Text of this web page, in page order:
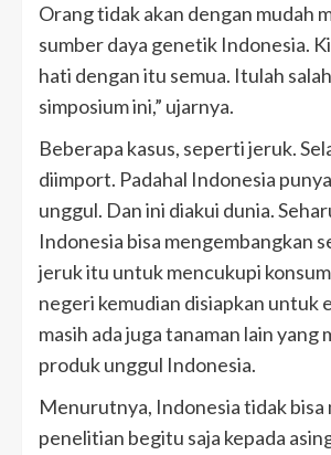
Orang tidak akan dengan mudah
sumber daya genetik Indonesia.
hati dengan itu semua. Itulah
simposium ini,” ujarnya.
Beberapa kasus, seperti jeruk.
diimport. Padahal Indonesia
unggul. Dan ini diakui dunia.
Indonesia bisa mengembangkan
jeruk itu untuk mencukupi
negeri kemudian disiapkan untuk
masih ada juga tanaman lain yang
produk unggul Indonesia.
Menurutnya, Indonesia tidak bisa
penelitian begitu saja kepada